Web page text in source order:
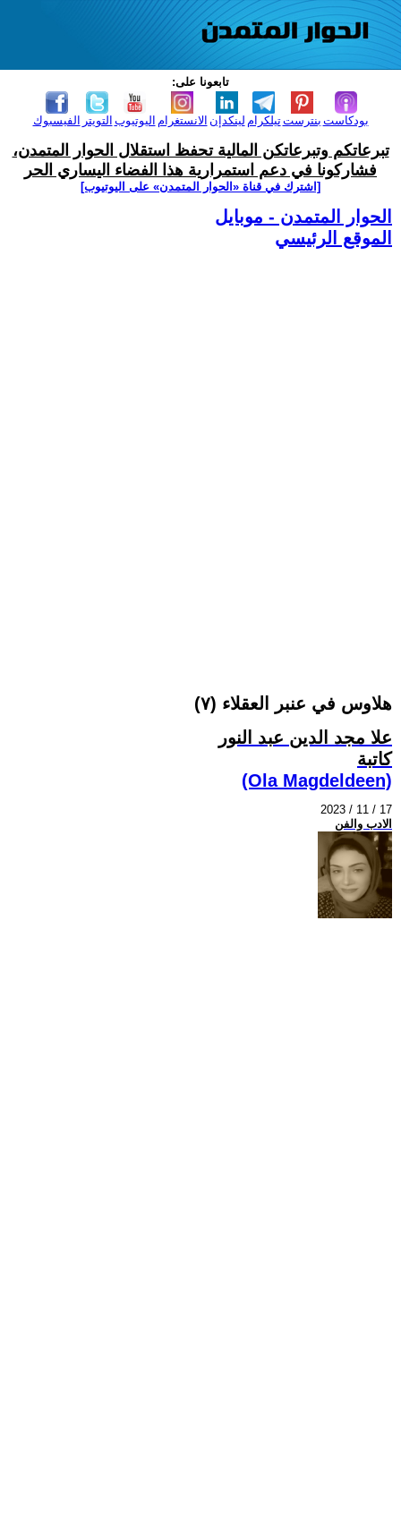
تابعونا على:
الفيسبوك التويتر اليوتيوب الانستغرام لينكدإن تيلكرامبنترست بودكاست
تبرعاتكم وتبرعاتكن المالية تحفظ استقلال الحوار المتمدن،
فشاركونا في دعم استمرارية هذا الفضاء اليساري الحر
[اشترك في قناة ‫«الحوار المتمدن» على اليوتيوب]
الحوار المتمدن - موبايل
الموقع الرئيسي
هلاوس في عنبر العقلاء (٧)
علا مجد الدين عبد النور
كاتبة
(Ola Magdeldeen)
2023 / 11 / 17
الادب والفن